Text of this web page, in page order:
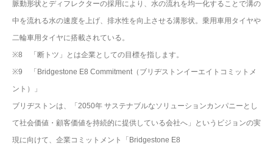
脈動形状とディフレクターの採用により、水の流れを均一化することで溝の
中を流れる水の速度を上げ、排水性を向上させる溝形状。乗用車用タイヤや
二輪車用タイヤに搭載されている。
※8 「断トツ」とは企業としての目標を指します。
※9 「Bridgestone E8 Commitment（ブリヂストンイーエイトコミットメ
ント）」
ブリヂストンは、「2050年 サステナブルなソリューションカンパニーとし
て社会価値・顧客価値を持続的に提供している会社へ」というビジョンの実
現に向けて、企業コミットメント「Bridgestone E8